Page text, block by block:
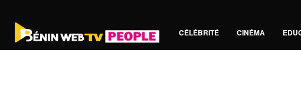
CÉLÉBRITÉ CINÉMA